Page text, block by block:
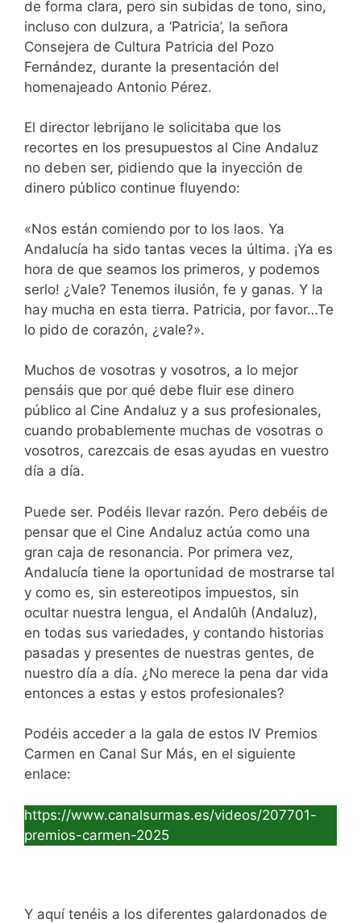
de forma clara, pero sin subidas de tono, sino,
incluso con dulzura, a ‘Patricia’, la señora
Consejera de Cultura Patricia del Pozo
Fernández, durante la presentación del
homenajeado Antonio Pérez.
El director lebrijano le solicitaba que los
recortes en los presupuestos al Cine Andaluz
no deben ser, pidiendo que la inyección de
dinero público continue fluyendo:
«Nos están comiendo por to los laos. Ya
Andalucía ha sido tantas veces la última. ¡Ya es
hora de que seamos los primeros, y podemos
serlo! ¿Vale? Tenemos ilusión, fe y ganas. Y la
hay mucha en esta tierra. Patricia, por favor…Te
lo pido de corazón, ¿vale?».
Muchos de vosotras y vosotros, a lo mejor
pensáis que por qué debe fluir ese dinero
público al Cine Andaluz y a sus profesionales,
cuando probablemente muchas de vosotras o
vosotros, carezcais de esas ayudas en vuestro
día a día.
Puede ser. Podéis llevar razón. Pero debéis de
pensar que el Cine Andaluz actúa como una
gran caja de resonancia. Por primera vez,
Andalucía tiene la oportunidad de mostrarse tal
y como es, sin estereotipos impuestos, sin
ocultar nuestra lengua, el Andalûh (Andaluz),
en todas sus variedades, y contando historias
pasadas y presentes de nuestras gentes, de
nuestro día a día. ¿No merece la pena dar vida
entonces a estas y estos profesionales?
Podéis acceder a la gala de estos IV Premios
Carmen en Canal Sur Más, en el siguiente
enlace:
https://www.canalsurmas.es/videos/207701-
premios-carmen-2025
Y aquí tenéis a los diferentes galardonados de